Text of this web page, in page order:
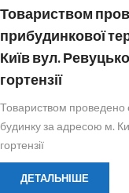
Товариством
прибудинкової
Київ вул.
гортензії
Товариством проведено
будинку за адресою м.
гортензії
ДЕТАЛЬНІШЕ